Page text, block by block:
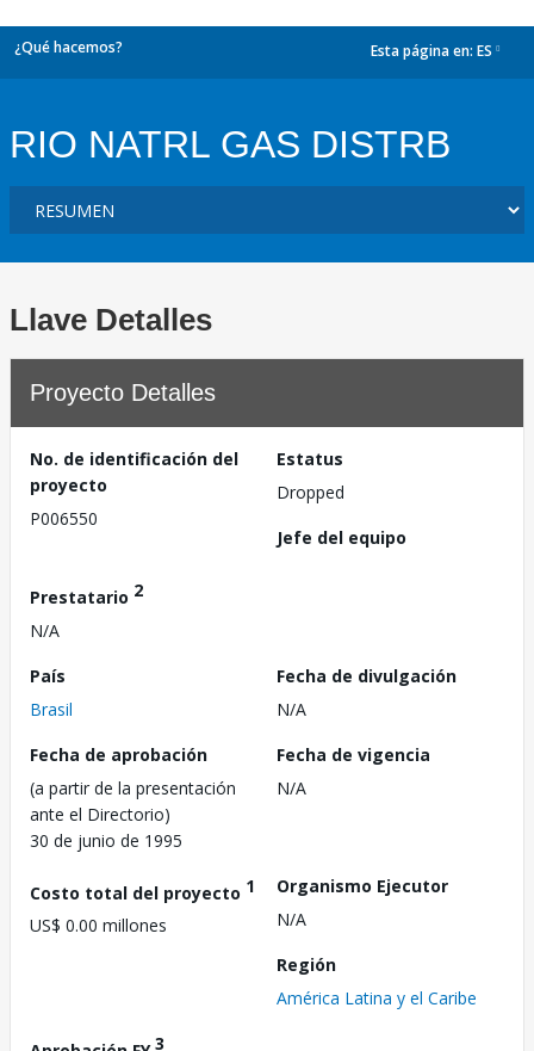
¿Qué hacemos? Esta página en: ES
RIO NATRL GAS DISTRB
Llave Detalles
Proyecto Detalles
No. de identificación del
proyecto
P006550
Estatus
Dropped
Jefe del equipo
Prestatario 2
N/A
País
Brasil
Fecha de divulgación
N/A
Fecha de aprobación
(a partir de la presentación
ante el Directorio)
30 de junio de 1995
Fecha de vigencia
N/A
Costo total del proyecto 1
US$ 0.00 millones
Organismo Ejecutor
N/A
Región
América Latina y el Caribe
3